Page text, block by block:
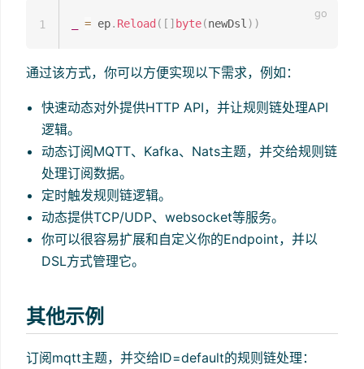
= ep. Reload ( [ ] byte(newDsl) )
1
通过该方式，你可以方便实现以下需求，例如：
快速动态对外提供HTTP API，并让规则链处理API
逻辑。
动态订阅MQTT、Kafka、Nats主题，并交给规则链
处理订阅数据。
定时触发规则链逻辑。
动态提供TCP/UDP、websocket等服务。
你可以很容易扩展和自定义你的Endpoint，并以
DSL方式管理它。
其他示例
订阅mqtt主题，并交给ID=default的规则链处理：